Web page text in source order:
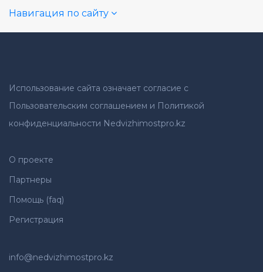
Навигация по сайту
Использование сайта означает согласие с
Пользовательским соглашением и Политикой
конфиденциальности Nedvizhimostpro.kz
О проекте
Партнеры
Помощь (faq)
Регистрация
info@nedvizhimostpro.kz